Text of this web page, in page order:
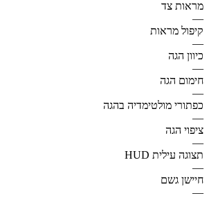
מראות צד
—
קיפול מראות
—
כיוון הגה
—
חימום הגה
—
כפתורי מולטימדיה בהגה
—
ציפוי הגה
—
תצוגה עילית HUD
—
חיישן גשם
—